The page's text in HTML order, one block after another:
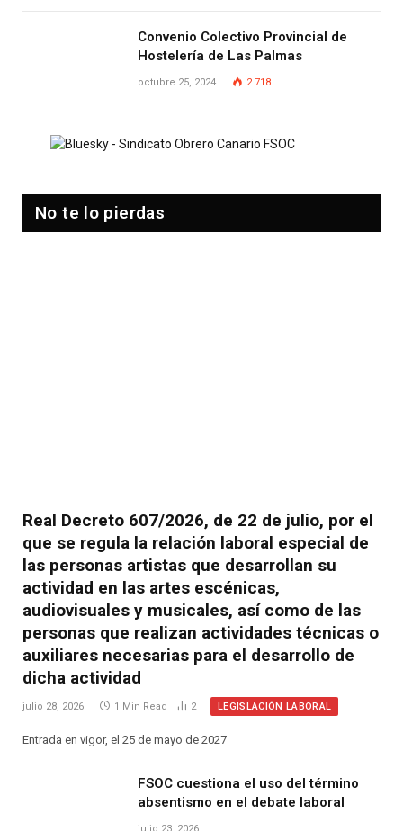
Convenio Colectivo Provincial de
Hostelería de Las Palmas
octubre 25, 2024 2.718
No te lo pierdas
Real Decreto 607/2026, de 22 de julio, por el
que se regula la relación laboral especial de
las personas artistas que desarrollan su
actividad en las artes escénicas,
audiovisuales y musicales, así como de las
personas que realizan actividades técnicas o
auxiliares necesarias para el desarrollo de
dicha actividad
julio 28, 2026 1 Min Read 2 LEGISLACIÓN LABORAL
Entrada en vigor, el 25 de mayo de 2027
FSOC cuestiona el uso del término
absentismo en el debate laboral
julio 23, 2026